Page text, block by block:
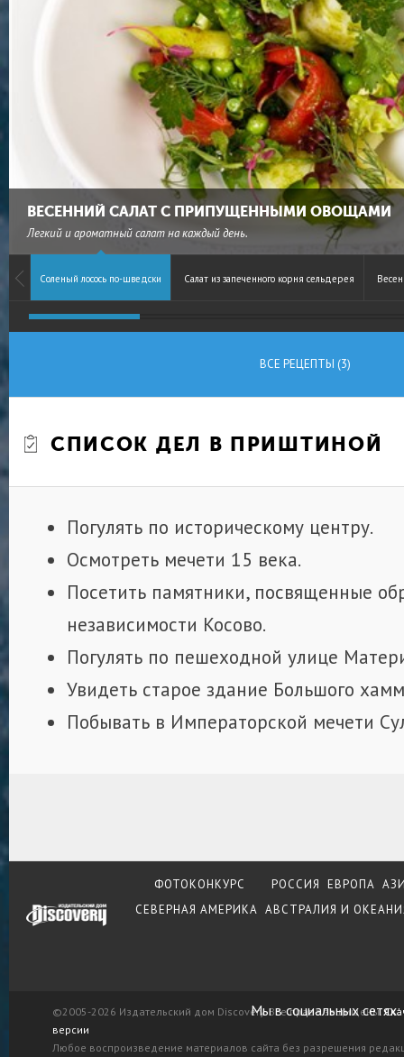
ВЕСЕННИЙ САЛАТ С ПРИПУЩЕННЫМИ ОВОЩАМИ
Легкий и ароматный салат на каждый день.
Соленый лосось по-шведски Салат из запеченного корня сельдерея
ВСЕ РЕЦЕПТЫ (3)
СПИСОК ДЕЛ В ПРИШТИНОЙ
Погулять по историческому центру.
Осмотреть мечети 15 века.
Посетить памятники, посвященные
независимости Косово.
Погулять по пешеходной улице
Увидеть старое здание Большого
Побывать в Императорской мечети
ФОТОКОНКУРС РОССИЯ ЕВРОПА
СЕВЕРНАЯ АМЕРИКА АВСТРАЛИЯ И
©2005-2026 Издательский дом Discovery. Все права защищены.
версии
Любое воспроизведение материалов сайта без разрешения
Мы в социальных сетях: